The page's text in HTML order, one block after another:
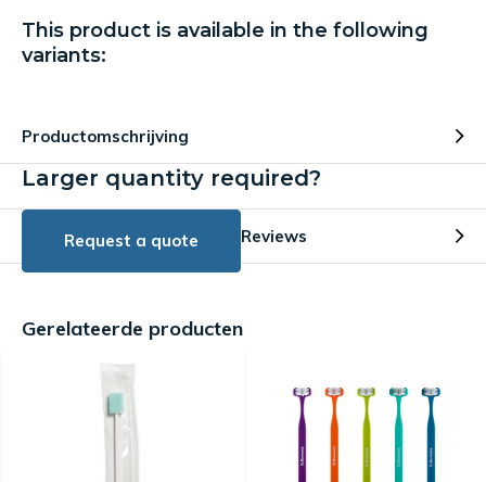
This product is available in the following
variants:
Productomschrijving
Larger quantity required?
Request a quote Reviews
Gerelateerde producten